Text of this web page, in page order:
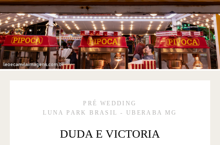
PRÉ WEDDING
LUNA PARK BRASIL - UBERABA MG
DUDA E VICTORIA